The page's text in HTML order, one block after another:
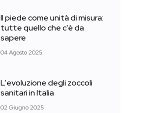
Il piede come unità di misura:
tutte quello che c'è da
sapere
04 Agosto 2025
L'evoluzione degli zoccoli
sanitari in Italia
02 Giugno 2025